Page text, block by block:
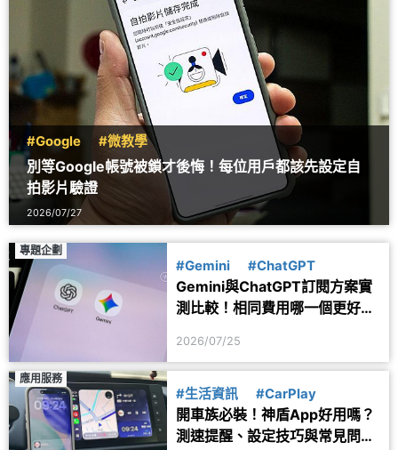
#Google #微教學
別等Google帳號被鎖才後悔！每位用戶都該先設定自
拍影片驗證
2026/07/27
專題企劃
#Gemini #ChatGPT
Gemini與ChatGPT訂閱方案實
測比較！相同費用哪一個更好
2026/07/25
應用服務
#生活資訊 #CarPlay
開車族必裝！神盾App好用嗎？
測速提醒、設定技巧與常見問題